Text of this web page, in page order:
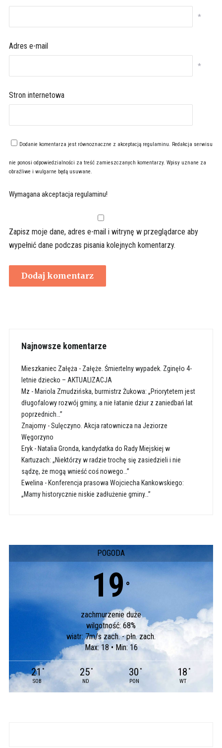
*
Adres e-mail
*
Stron internetowa
Dodanie komentarza jest równoznaczne z akceptacją regulaminu. Redakcja serwisu
nie ponosi odpowiedzialności za treść zamieszczanych komentarzy. Wpisy uznane za
obraźliwe i wulgarne będą usuwane.
Wymagana akceptacja regulaminu!
Zapisz moje dane, adres e-mail i witrynę w przeglądarce aby
wypełnić dane podczas pisania kolejnych komentarzy.
Najnowsze komentarze
Mieszkaniec Załęża - Załęże. Śmiertelny wypadek. Zginęło 4-
letnie dziecko – AKTUALIZACJA
Mz - Mariola Zmudzińska, burmistrz Żukowa: „Priorytetem jest
długofalowy rozwój gminy, a nie łatanie dziur z zaniedbań lat
poprzednich…”
Znajomy-Sulęczyno. Akcja ratownicza na Jeziorze
Węgorzyno
Eryk- Natalia Gronda, kandydatka do Rady Miejskiej w
Kartuzach: „Niektórzy w radzie trochę się zasiedzieli i nie
sądzę, że mogą wnieść coś nowego…”
Ewelina - Konferencja prasowa Wojciecha Kankowskiego:
„Mamy historycznie niskie zadłużenie gminy…”
POGODA
19 °
zachmurzenie duże
wilgotność: 68%
wiatr: 7m/s zach. - płn. zach.
Max: 18 • Min: 16
21 °
SOB
25 °
ND
30 °
PON
18 °
WT